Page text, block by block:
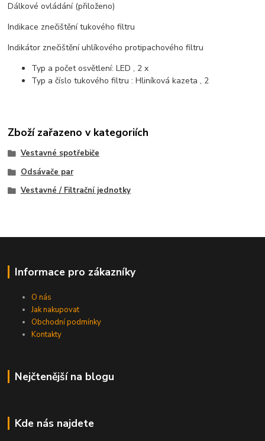
Dálkové ovládání (přiloženo)
Indikace znečištění tukového filtru
Indikátor znečištění uhlíkového protipachového filtru
Typ a počet osvětlení: LED , 2 x
Typ a číslo tukového filtru : Hliníková kazeta , 2
Zboží zařazeno v kategoriích
Vestavné spotřebiče
Odsávače par
Vestavné / Filtrační jednotky
Informace pro zákazníky
O nás
Jak nakupovat
Obchodní podmínky
Kontakty
Nejčtenější na blogu
Kde nás najdete